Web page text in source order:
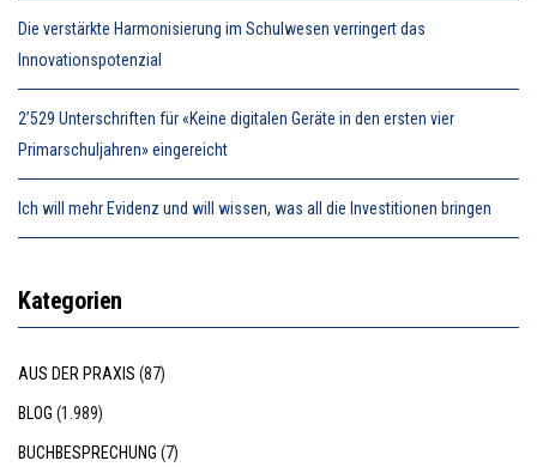
Die verstärkte Harmonisierung im Schulwesen verringert das
Innovationspotenzial
2’529 Unterschriften für «Keine digitalen Geräte in den ersten vier
Primarschuljahren» eingereicht
Ich will mehr Evidenz und will wissen, was all die Investitionen bringen
Kategorien
AUS DER PRAXIS (87)
BLOG (1.989)
BUCHBESPRECHUNG (7)